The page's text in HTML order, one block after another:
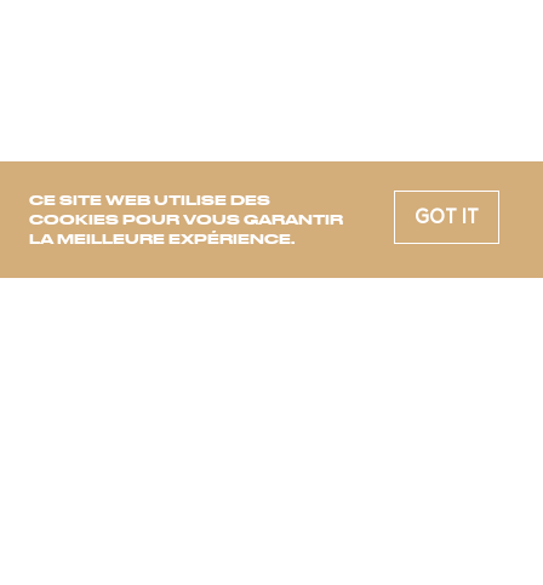
CE SITE WEB UTILISE DES
COOKIES POUR VOUS GARANTIR
LA MEILLEURE EXPÉRIENCE.
GOT IT